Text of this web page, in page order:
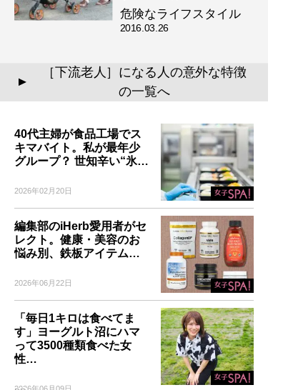
危険なライフスタイル
2016.03.26
▲
［下流老人］になる人の意外な特徴
の一覧へ
40代主婦が食品工場でス
キマバイト。私が最年少
グループ？ 世知辛い“氷…
2026年02月20日
編集部のiHerb愛用者がセ
レクト。健康・美容のお
悩み別、鉄板アイテム…
2026年06月22日
「毎日1キロは食べてま
す」ヨーグルト沼にハマ
って3500種類食べた女
性…